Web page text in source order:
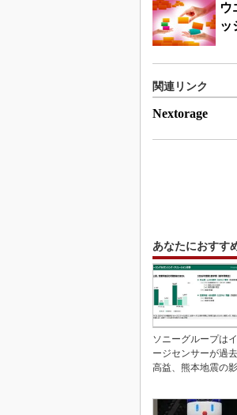
ウ
ッ
関連リンク
Nextorage
あなたにおすす
ソニーグループは
ージセンサーが過
高益、熊本地震の